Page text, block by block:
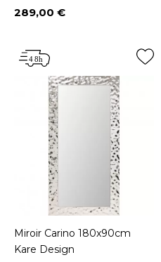
Prix
289,00 €
Miroir Carino 180x90cm
Kare Design